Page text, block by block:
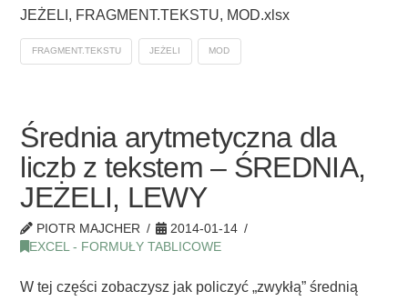
JEŻELI, FRAGMENT.TEKSTU, MOD.xlsx
FRAGMENT.TEKSTU JEŻELI MOD
Średnia arytmetyczna dla
liczb z tekstem – ŚREDNIA,
JEŻELI, LEWY
PIOTR MAJCHER
2014-01-14
EXCEL - FORMUŁY TABLICOWE
W tej części zobaczysz jak policzyć „zwykłą” średnią